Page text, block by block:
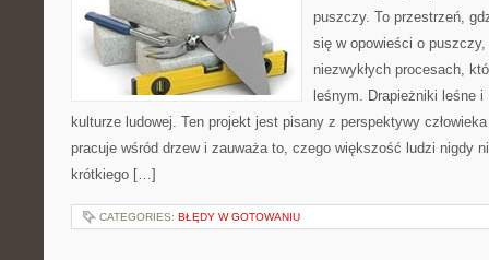
puszczy. To przestrzeń,
się w opowieści o
niezwykłych procesach,
leśnym. Drapieżniki leśne
kulturze ludowej. Ten projekt jest pisany z perspektywy
pracuje wśród drzew i zauważa to, czego większość ludzi nigdy
krótkiego […]
CATEGORIES: BŁĘDY W GOTOWANIU